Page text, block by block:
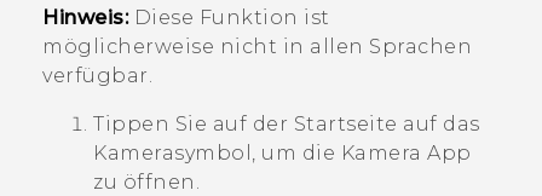
Hinweis:Diese Funktion ist
möglicherweise nicht in allen Sprachen
verfügbar.
Tippen Sie auf der Startseite auf das
Kamerasymbol, um die Kamera App
zu öffnen.